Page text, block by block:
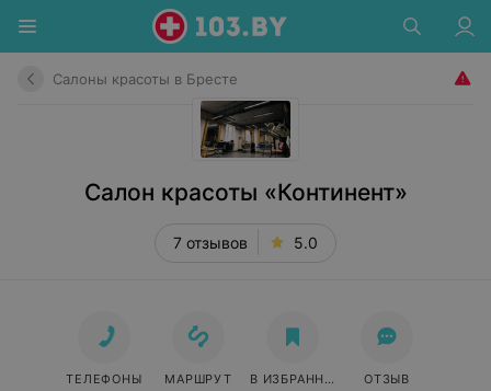
Салоны красоты в Бресте
Салон красоты «Континент»
7 отзывов 5.0
ТЕЛЕФОНЫ МАРШРУТ В ИЗБРАННОЕ ОТЗЫВ